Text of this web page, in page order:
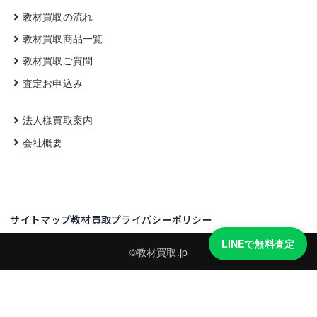
教材買取の流れ
教材買取商品一覧
教材買取ご質問
査定お申込み
法人様買取案内
会社概要
サイトマップ教材買取プライバシーポリシー
©教材買取.jp
LINEで無料査定